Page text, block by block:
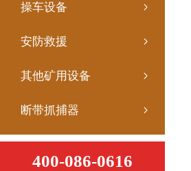
操车设备
安防救援
其他矿用设备
断带抓捕器
400-086-0616